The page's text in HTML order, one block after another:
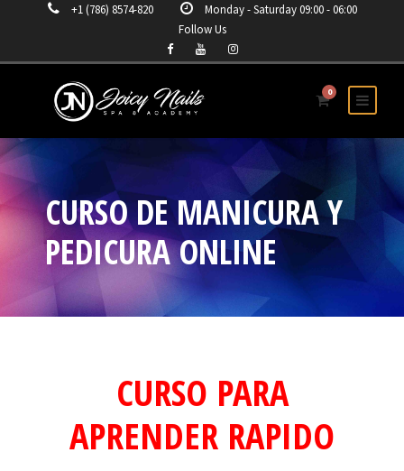
+1 (786) 8574-820
Monday - Saturday 09:00 - 06:00
Follow Us
0
CURSO DE MANICURA Y
PEDICURA ONLINE
CURSO PARA
APRENDER RAPIDO